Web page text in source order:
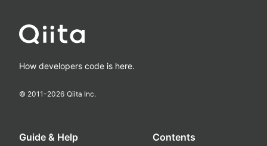
How developers code is here.
© 2011-2026 Qiita Inc.
Guide & Help Contents